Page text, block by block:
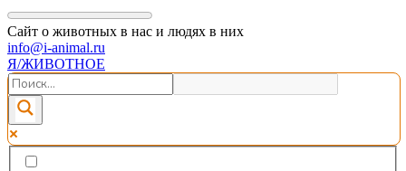
Сайт о животных в нас и людях в них
info@i-animal.ru
Я/ЖИВОТНОЕ